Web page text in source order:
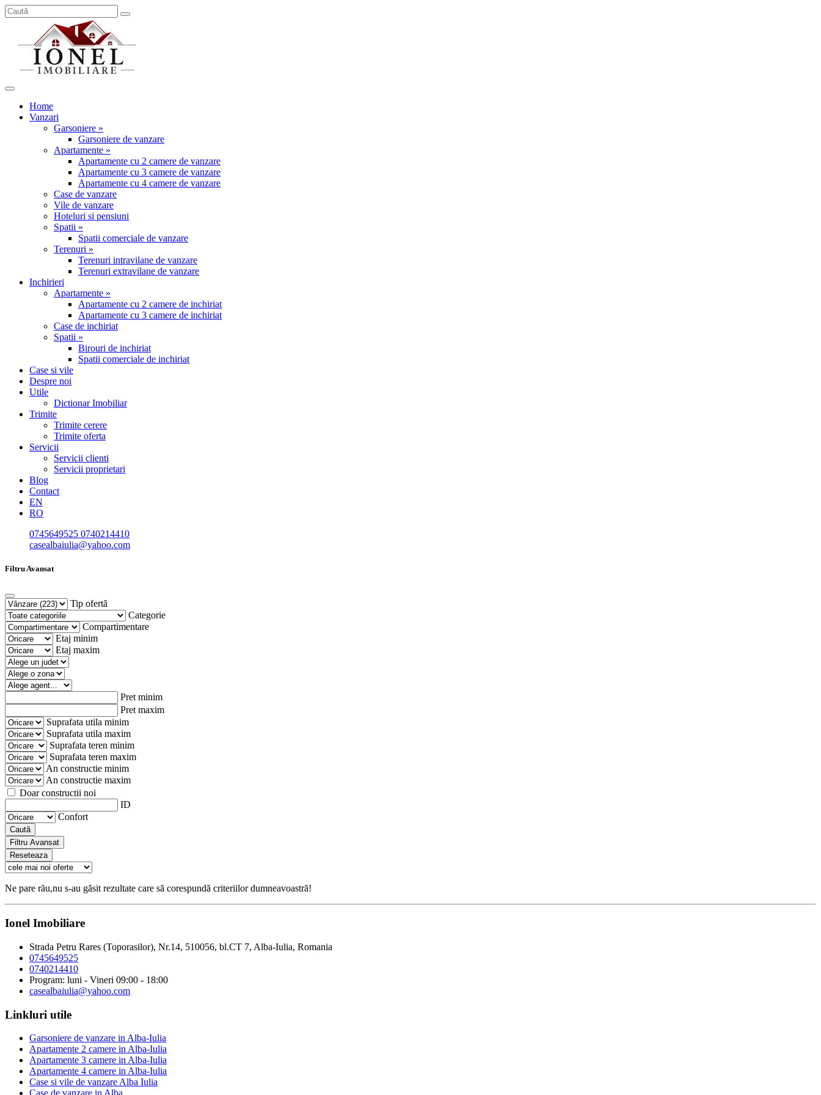
Home
Vanzari
Garsoniere »
Garsoniere de vanzare
Apartamente »
Apartamente cu 2 camere de vanzare
Apartamente cu 3 camere de vanzare
Apartamente cu 4 camere de vanzare
Case de vanzare
Vile de vanzare
Hoteluri si pensiuni
Spatii »
Spatii comerciale de vanzare
Terenuri »
Terenuri intravilane de vanzare
Terenuri extravilane de vanzare
Inchirieri
Apartamente »
Apartamente cu 2 camere de inchiriat
Apartamente cu 3 camere de inchiriat
Case de inchiriat
Spatii »
Birouri de inchiriat
Spatii comerciale de inchiriat
Case si vile
Despre noi
Utile
Dictionar Imobiliar
Trimite
Trimite cerere
Trimite oferta
Servicii
Servicii clienti
Servicii proprietari
Blog
Contact
EN
RO
0745649525 0740214410
casealbaiulia@yahoo.com
Filtru Avansat
Tip ofertă
Categorie
Compartimentare
Etaj minim
Etaj maxim
Pret minim
Pret maxim
Suprafata utila minim
Suprafata utila maxim
Suprafata teren minim
Suprafata teren maxim
An constructie minim
An constructie maxim
Doar constructii noi
ID
Confort
Caută
Filtru Avansat
Reseteaza
Ne pare rău,nu s-au găsit rezultate care să corespundă criteriilor dumneavoastră!
Ionel Imobiliare
Strada Petru Rares (Toporasilor), Nr.14, 510056, bl.CT 7, Alba-Iulia, Romania
0745649525
0740214410
Program: luni - Vineri 09:00 - 18:00
casealbaiulia@yahoo.com
Linkluri utile
Garsoniere de vanzare in Alba-Iulia
Apartamente 2 camere in Alba-Iulia
Apartamente 3 camere in Alba-Iulia
Apartamente 4 camere in Alba-Iulia
Case si vile de vanzare Alba Iulia